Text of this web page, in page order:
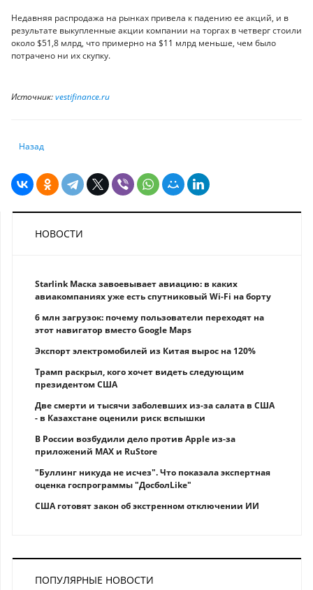
Недавняя распродажа на рынках привела к падению ее акций, и в
результате выкупленные акции компании на торгах в четверг стоили
около $51,8 млрд, что примерно на $11 млрд меньше, чем было
потрачено ни их скупку.
Источник:vestifinance.ru
Предыдущий: Начало 2019 года обещает быть напряжённым на
Назад
НОВОСТИ
Starlink Маска завоевывает авиацию: в каких
авиакомпаниях уже есть спутниковый Wi-Fi на борту
6 млн загрузок: почему пользователи переходят на
этот навигатор вместо Google Maps
Экспорт электромобилей из Китая вырос на 120%
Трамп раскрыл, кого хочет видеть следующим
президентом США
Две смерти и тысячи заболевших из-за салата в США
- в Казахстане оценили риск вспышки
В России возбудили дело против Apple из-за
приложений MAX и RuStore
"Буллинг никуда не исчез". Что показала экспертная
оценка госпрограммы "ДосболLike"
США готовят закон об экстренном отключении ИИ
ПОПУЛЯРНЫЕ НОВОСТИ